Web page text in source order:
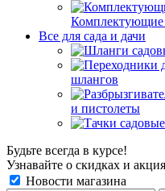
Комплектующие
Все для сада и дачи
шлангов
и пистолеты
Будьте всегда в курсе!
Узнавайте о скидках и
Новости магазина